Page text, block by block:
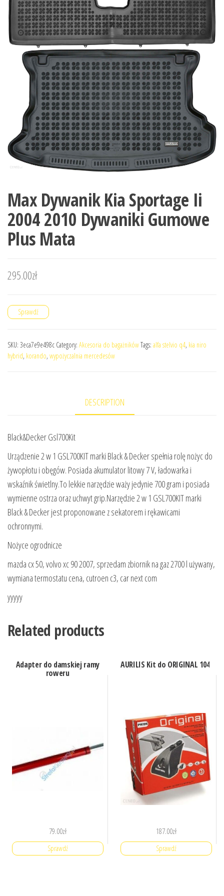
Max Dywanik Kia Sportage Ii
2004 2010 Dywaniki Gumowe
Plus Mata
295.00zł
Sprawdź
SKU: 3eca7e9e498c Category: Akcesoria do bagażnikówTags: alfa stelvio q4, kia niro
hybrid, korando, wypożyczalnia mercedesów
DESCRIPTION
Black&Decker Gsl700Kit
Urządzenie 2 w 1 GSL700KIT marki Black & Decker spełnia rolę nożyc do
żywopłotu i obęgów. Posiada akumulator litowy 7 V, ładowarka i
wskaźnik świetlny.To lekkie narzędzie waży jedynie 700 gram i posiada
wymienne ostrza oraz uchwyt grip.Narzędzie 2 w 1 GSL700KIT marki
Black & Decker jest proponowane z sekatorem i rękawicami
ochronnymi.
Nożyce ogrodnicze
mazda cx 50, volvo xc 90 2007, sprzedam zbiornik na gaz 2700 l używany,
wymiana termostatu cena, cutroen c3, car next com
yyyyy
Related products
Adapter do damskiej ramy
roweru
79.00zł
Sprawdź
AURILIS Kit do ORIGINAL 104
187.00zł
Sprawdź